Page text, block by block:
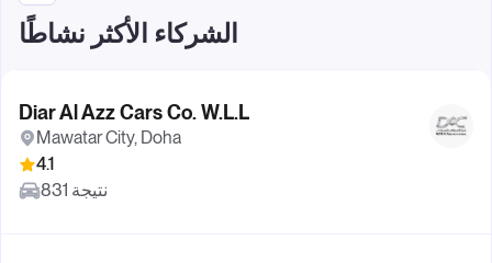
الشركاء الأكثر نشاطًا
Diar Al Azz Cars Co. W.L.L
Mawatar City, Doha
4.1
831 نتيجة